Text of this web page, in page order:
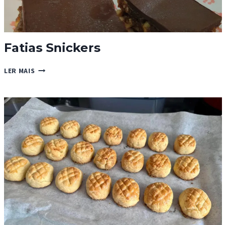
Fatias Snickers
LER MAIS FATIAS